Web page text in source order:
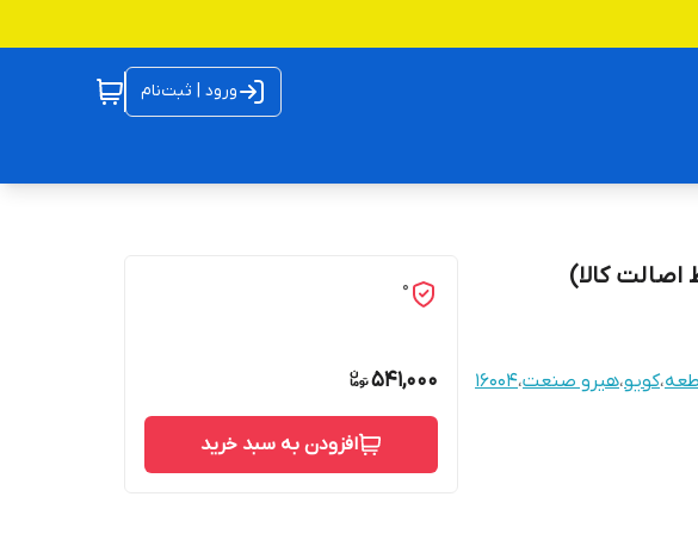
ورود | ثبت‌نام
،کویو،هیرو صنعت،16004
0
541,000
افزودن به سبد خرید